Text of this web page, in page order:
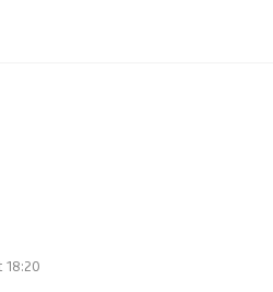
18:20